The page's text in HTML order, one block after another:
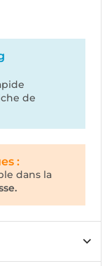
de
:
dans la